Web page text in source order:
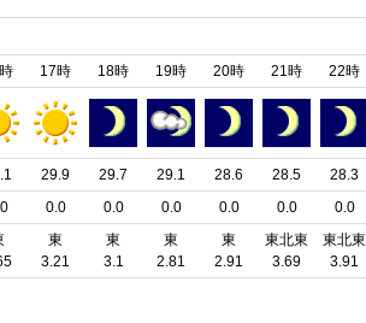
17時
29.9
0.0
東
3.21
18時
29.7
0.0
東
3.1
19時
29.1
0.0
東
2.81
20時
28.6
0.0
東
2.91
21時
28.5
0.0
東北東
3.69
22時
28.3
0.0
東北東
3.91